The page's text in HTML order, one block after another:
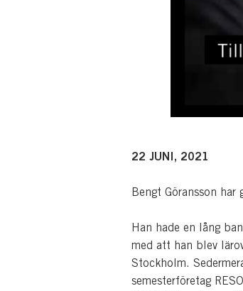
22 JUNI, 2021
Bengt Göransson
Han hade en lång
med att han blev
Stockholm.
semesterföretag